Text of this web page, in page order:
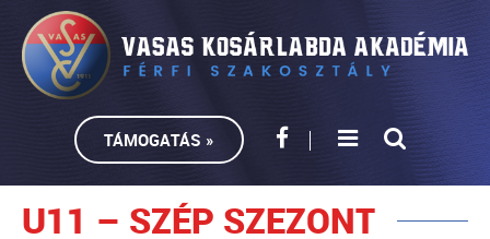
TÁMOGATÁS »
U11 – SZÉP SZEZONT